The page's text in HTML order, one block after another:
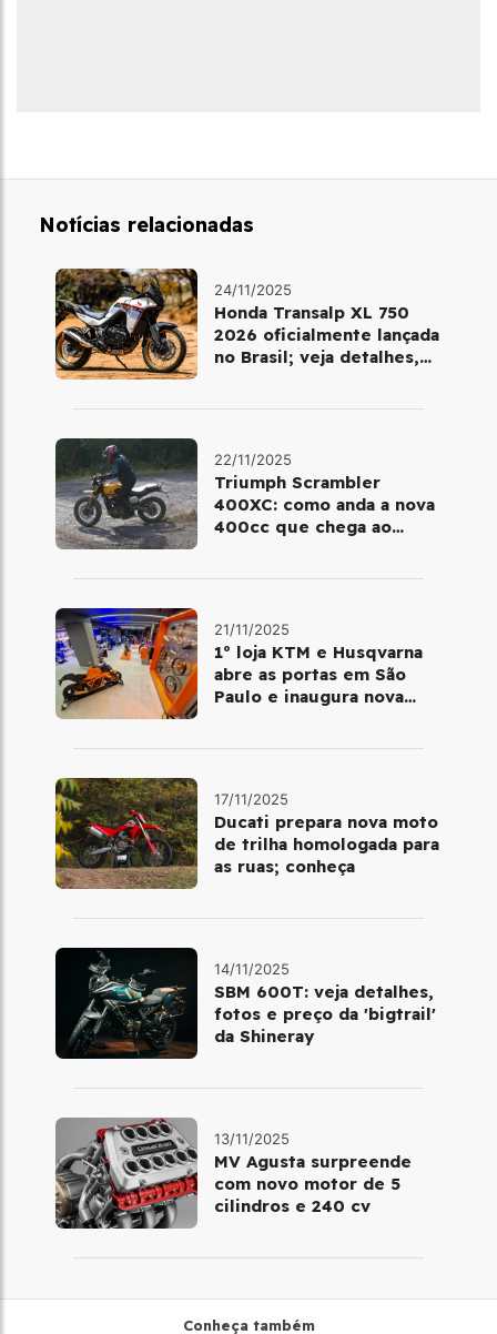
Notícias relacionadas
24/11/2025
Honda Transalp XL 750
2026 oficialmente lançada
no Brasil; veja detalhes,
22/11/2025
Triumph Scrambler
400XC: como anda a nova
400cc que chega ao
21/11/2025
1º loja KTM e Husqvarna
abre as portas em São
Paulo e inaugura nova
17/11/2025
Ducati prepara nova moto
de trilha homologada para
as ruas; conheça
14/11/2025
SBM 600T: veja detalhes,
fotos e preço da 'bigtrail'
da Shineray
13/11/2025
MV Agusta surpreende
com novo motor de 5
cilindros e 240 cv
Conheça também